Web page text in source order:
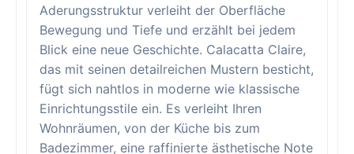
Aderungsstruktur verleiht der Oberfläche
Bewegung und Tiefe und erzählt bei jedem
Blick eine neue Geschichte. Calacatta Claire,
das mit seinen detailreichen Mustern besticht,
fügt sich nahtlos in moderne wie klassische
Einrichtungsstile ein. Es verleiht Ihren
Wohnräumen, von der Küche bis zum
Badezimmer, eine raffinierte ästhetische Note